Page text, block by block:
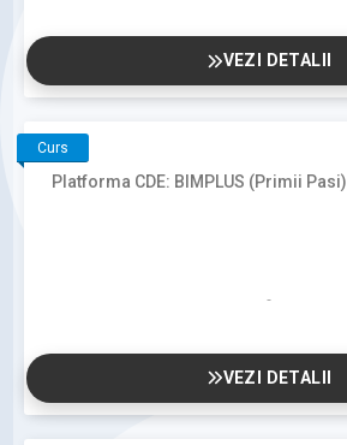
VEZI DETALII
Curs
Platforma CDE: BIMPLUS (Primii Pasi)
VEZI DETALII